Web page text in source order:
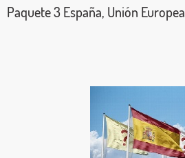
Paquete 3 España, Unión